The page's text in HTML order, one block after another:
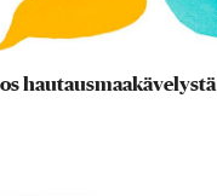
hautausmaakävelystä